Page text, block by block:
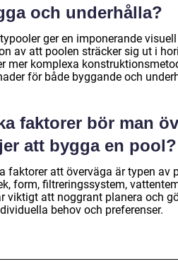
och underhålla?
ger en imponerande
av att poolen sträcker sig ut i
mer komplexa
för både byggande och
faktorer bör man
att bygga en pool?
faktorer att överväga är typen av
form, filtreringssystem,
viktigt att noggrant planera och
behov och preferenser.